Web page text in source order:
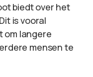
biedt over het
is vooral
om langere
mensen te